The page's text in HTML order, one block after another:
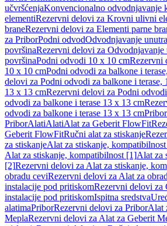
učvršćenjaKonvencionalno odvodnjavanje
elementiRezervni delovi za Krovni ulivni
braneRezervni delovi za Elementi parne
za PriborPodni odvodOdvodnjavanje
površinaRezervni delovi za
površinaPodni odvodi 10 x 10 cmRezervni
10 x 10 cmPodni odvodi za balkone i
delovi za Podni odvodi za balkone i terase,
13 x 13 cmRezervni delovi za Podni
odvodi za balkone i terase 13 x 13 cm
odvodi za balkone i terase 13 x 13 cmPribor
PriborAlatiAlatiAlat za Geberit FlowFit
Geberit FlowFitRučni alat za stiskanje
za stiskanjeAlat za stiskanje,
Alat za stiskanje, kompatibilnost [1]Alat za
[2]Rezervni delovi za Alat za stiskanje,
obradu ceviRezervni delovi za Alat za
instalacije pod pritiskomRezervni delovi za
instalacije pod pritiskomIspitna sredstva
alatimaPriborRezervni delovi za PriborAlat
MeplaRezervni delovi za Alat za Geberit